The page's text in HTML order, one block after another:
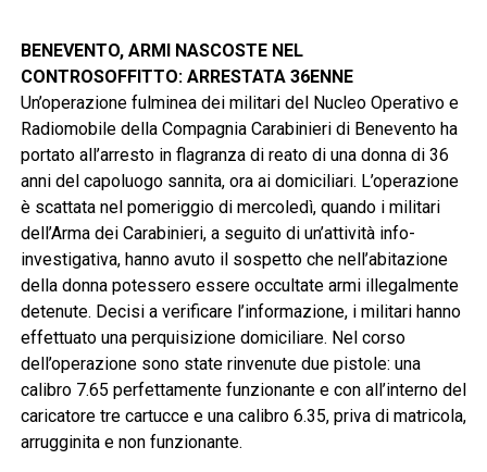
BENEVENTO, ARMI NASCOSTE NEL
CONTROSOFFITTO: ARRESTATA 36ENNE
Un’operazione fulminea dei militari del Nucleo Operativo e
Radiomobile della Compagnia Carabinieri di Benevento ha
portato all’arresto in flagranza di reato di una donna di 36
anni del capoluogo sannita, ora ai domiciliari. L’operazione
è scattata nel pomeriggio di mercoledì, quando i militari
dell’Arma dei Carabinieri, a seguito di un’attività info-
investigativa, hanno avuto il sospetto che nell’abitazione
della donna potessero essere occultate armi illegalmente
detenute. Decisi a verificare l’informazione, i militari hanno
effettuato una perquisizione domiciliare. Nel corso
dell’operazione sono state rinvenute due pistole: una
calibro 7.65 perfettamente funzionante e con all’interno del
caricatore tre cartucce e una calibro 6.35, priva di matricola,
arrugginita e non funzionante.